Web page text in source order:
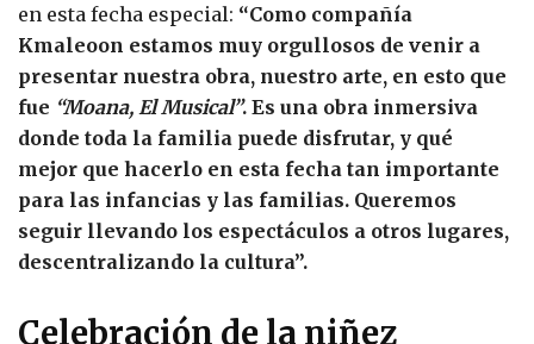
en esta fecha especial: “Como compañía
Kmaleoon estamos muy orgullosos de venir a
presentar nuestra obra, nuestro arte, en esto que
fue “Moana, El Musical”. Es una obra inmersiva
donde toda la familia puede disfrutar, y qué
mejor que hacerlo en esta fecha tan importante
para las infancias y las familias. Queremos
seguir llevando los espectáculos a otros lugares,
descentralizando la cultura”.
Celebración de la niñez